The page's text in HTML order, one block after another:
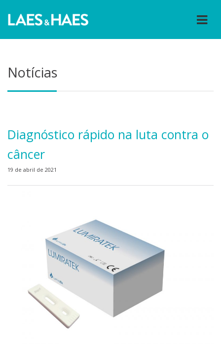
Notícias
Diagnóstico rápido na luta contra o
câncer
19 de abril de 2021